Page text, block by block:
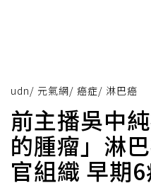
udn/ 元氣網/ 癌症/ 淋巴癌
前主播吳中
的腫瘤」淋
官組織 早期